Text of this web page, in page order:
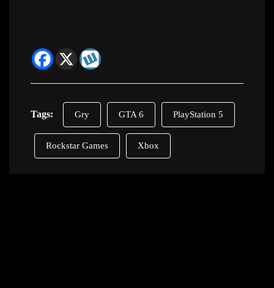
Tags: Gry GTA 6 PlayStation 5
Rockstar Games Xbox